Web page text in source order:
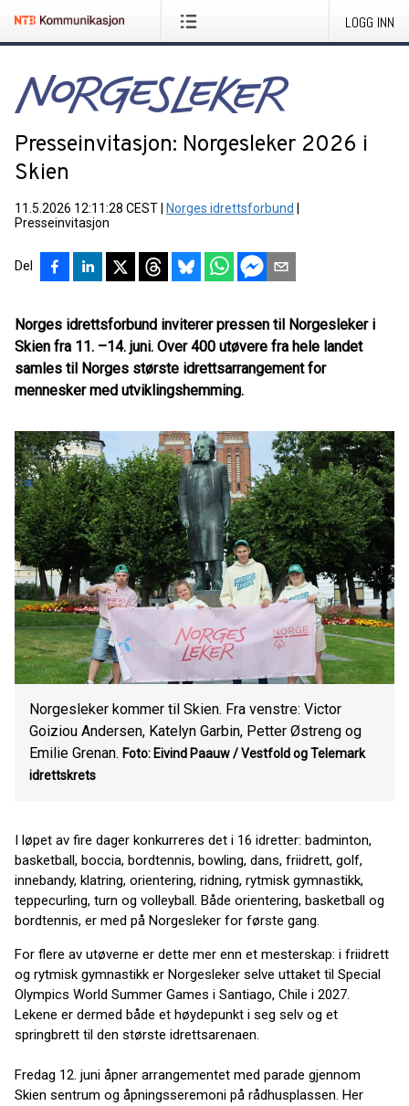
LOGG INN
Presseinvitasjon: Norgesleker 2026 i
Skien
11.5.2026 12:11:28 CEST Norges idrettsforbund
Presseinvitasjon
Del
Norges idrettsforbund inviterer pressen til Norgesleker i
Skien fra 11. –14. juni. Over 400 utøvere fra hele landet
samles til Norges største idrettsarrangement for
mennesker med utviklingshemming.
Norgesleker kommer til Skien. Fra venstre: Victor
Goiziou Andersen, Katelyn Garbin, Petter Østreng og
Emilie Grenan. Foto: Eivind Paauw / Vestfold og Telemark
idrettskrets
I løpet av fire dager konkurreres det i 16 idretter: badminton,
basketball, boccia, bordtennis, bowling, dans, friidrett, golf,
innebandy, klatring, orientering, ridning, rytmisk gymnastikk,
teppecurling, turn og volleyball. Både orientering, basketball og
bordtennis, er med på Norgesleker for første gang.
For flere av utøverne er dette mer enn et mesterskap: i friidrett
og rytmisk gymnastikk er Norgesleker selve uttaket til Special
Olympics World Summer Games i Santiago, Chile i 2027.
Lekene er dermed både et høydepunkt i seg selv og et
springbrett til den største idrettsarenaen.
Fredag 12. juni åpner arrangementet med parade gjennom
Skien sentrum og åpningsseremoni på rådhusplassen. Her